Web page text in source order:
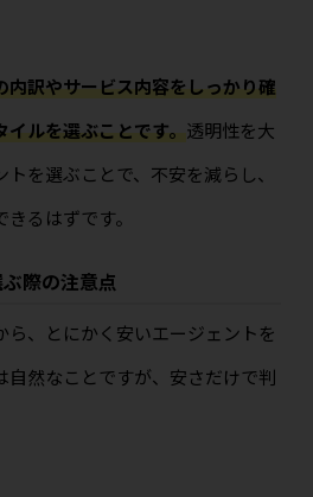
内訳やサービス内容をしっかり確
ルを選ぶことです。 透明性を大
を選ぶことで、不安を減らし、
るはずです。
際の注意点
ら、とにかく安いエージェントを
自然なことですが、安さだけで判